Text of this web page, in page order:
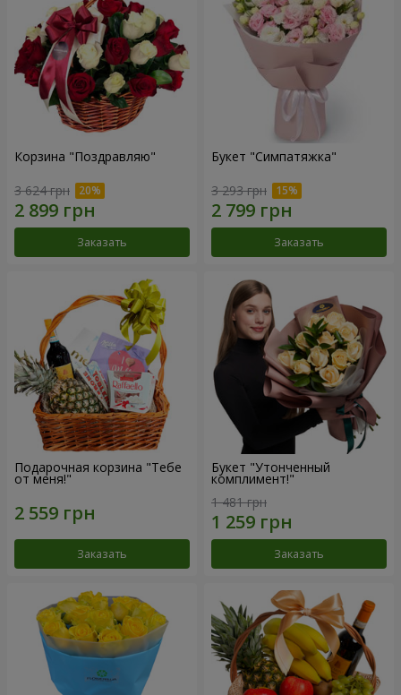
Корзина "Поздравляю"
3 624 грн
Заказать
Букет "Симпатяжка"
3 293 грн
Заказать
Подарочная корзина "Тебе
от меня!"
Заказать
Букет "Утонченный
комплимент!"
1 481 грн
Заказать